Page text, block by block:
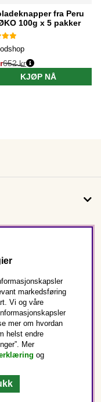
fra Peru
100g x 5 pakker
652 kr
KJØP NÅ
markedsføring
Vi og våre
mer om hvordan
helst endre
Mer
og